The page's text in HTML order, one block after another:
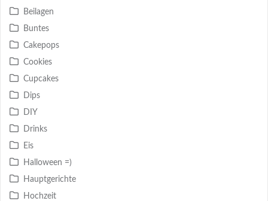
Beilagen
Buntes
Cakepops
Cookies
Cupcakes
Dips
DIY
Drinks
Eis
Halloween =)
Hauptgerichte
Hochzeit